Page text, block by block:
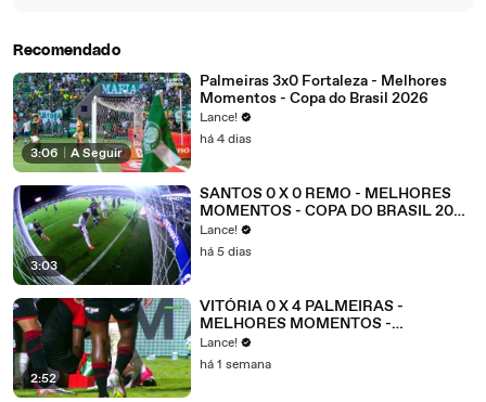
Recomendado
3:06 A Seguir
Palmeiras 3x0 Fortaleza - Melhores
Momentos - Copa do Brasil 2026
Lance!
há 4 dias
3:03
SANTOS 0 X 0 REMO - MELHORES
MOMENTOS - COPA DO BRASIL 2026
- OITAVAS DE FINAL - JOGO 1
Lance!
há 5 dias
2:52
VITÓRIA 0 X 4 PALMEIRAS -
MELHORES MOMENTOS -
BRASILEIRÃO 2026 - 21ª RODADA
Lance!
há 1 semana